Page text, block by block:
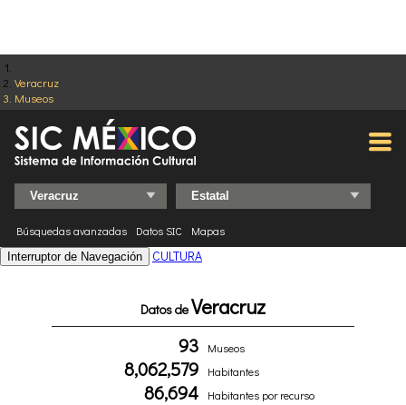
Veracruz
Museos
Búsquedas avanzadas Datos SIC Mapas
Interruptor de Navegación CULTURA
Datos deVeracruz
93 Museos
8,062,579 Habitantes
86,694 Habitantes por recurso